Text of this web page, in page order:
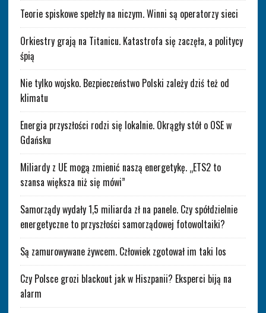
Teorie spiskowe spełzły na niczym. Winni są operatorzy sieci
Orkiestry grają na Titanicu. Katastrofa się zaczęła, a politycy
śpią
Nie tylko wojsko. Bezpieczeństwo Polski zależy dziś też od
klimatu
Energia przyszłości rodzi się lokalnie. Okrągły stół o OSE w
Gdańsku
Miliardy z UE mogą zmienić naszą energetykę. „ETS2 to
szansa większa niż się mówi”
Samorządy wydały 1,5 miliarda zł na panele. Czy spółdzielnie
energetyczne to przyszłości samorządowej fotowoltaiki?
Są zamurowywane żywcem. Człowiek zgotował im taki los
Czy Polsce grozi blackout jak w Hiszpanii? Eksperci biją na
alarm